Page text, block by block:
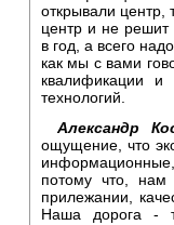
открывали центр,
центр и не решит
в год, а всего
как мы с вами
квалификации и
технологий.
Александр
ощущение, что
потому что, нам
прилежании,
Наша дорога -